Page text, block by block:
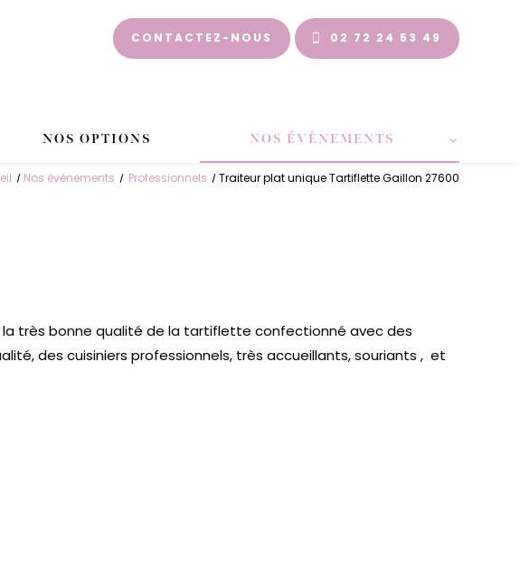
CONTACTEZ-NOUS 02 72 24 53 49
NOS OPTIONS NOS ÉVÈNEMENTS
Nos évènements Professionnels Traiteur plat unique Tartiflette Gaillon 27600
très bonne qualité de la tartiflette confectionné avec des
des cuisiniers professionnels, très accueillants, souriants , et